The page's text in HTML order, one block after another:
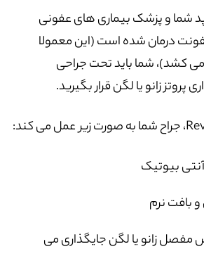
شما و پزشک بیماری های عفونی
درمان شده است (این معمولا
می کشد)، شما باید تحت جراحی
بیوتیک
نرم
مفصل زانو یا لگن جایگذاری می